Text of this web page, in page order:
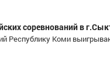
соревнований в
Республику Коми